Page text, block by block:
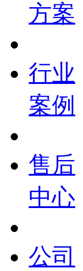
方案
行业
案例
售后
中心
公司